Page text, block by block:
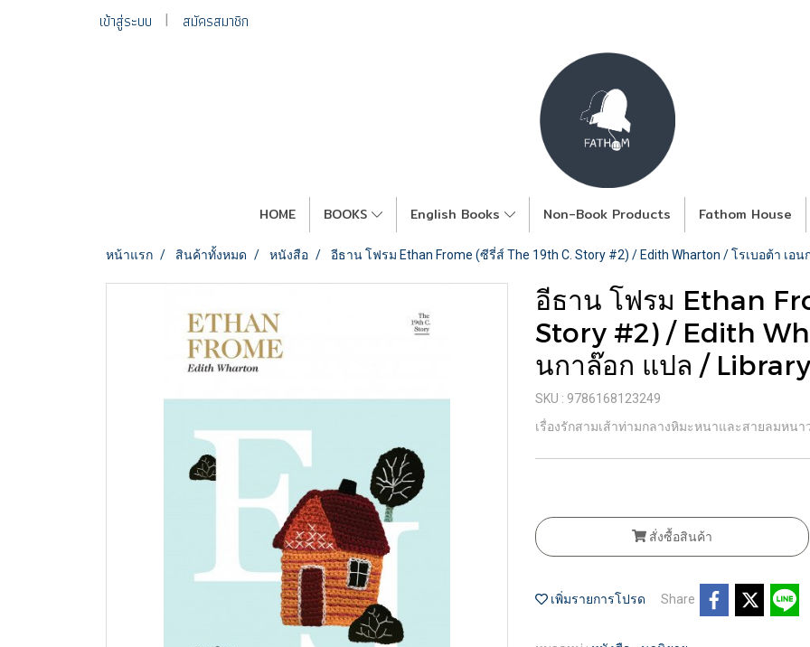
เข้าสู่ระบบ สมัครสมาชิก
HOME BOOKS English Books Non-Book Products Fathom House
หน้าแรก สินค้าทั้งหมด หนังสือ อีธาน โฟรม Ethan Frome (ซีรี่ส์ The 19th C. Story #2) / Edith Wharton / โรเบอต้า เอ
อีธาน โฟรม Ethan
Story #2) / Edith
นกาล๊อก แปล /
SKU : 9786168123249
เรื่องรักสามเส้าท่ามกลางหิมะหนาและสายลมหน
สั่งซื้อสินค้า
เพิ่มรายการโปรด Share